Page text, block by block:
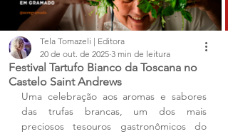
Festival Tartufo Bianco da Toscana no
Castelo Saint Andrews
Tela Tomazeli | Editora
20 de out. de 2025 3 min de leitura
Uma celebração aos aromas e sabores
das trufas brancas, um dos mais
preciosos tesouros gastronômicos do